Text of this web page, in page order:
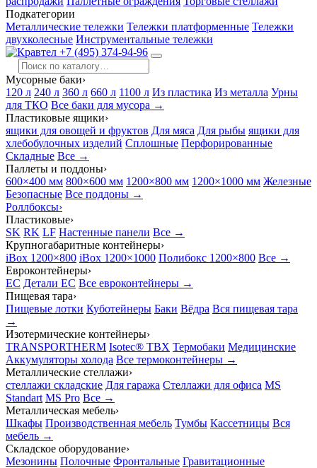
Подкатегории
Металлические тележки Тележки платформенные Тележки
двухколесные Инструментальные тележки
+7 (495) 374-94-96
Мусорные баки›
120 л 240 л 360 л 660 л 1100 л Из пластика Из металла Урны
для ТКО Все баки для мусора →
Пластиковые ящики›
ящики для овощей и фруктов Для мяса Для рыбы ящики для
хлебобулочных изделий Сплошные Перфорированные
Складные Все →
Паллеты и поддоны›
600×400 мм 800×600 мм 1200×800 мм 1200×1000 мм Железные
Безопасные Все поддоны →
Роллбоксы›
Пластиковые›
SK RK LF Настенные панели Все →
Крупногабаритные контейнеры›
iBox 1200×800 iBox 1200×1000 Полибокс 1200×800 Все →
Евроконтейнеры›
EC Детали EC Все евроконтейнеры →
Пищевая тара›
Пищевые лотки Куботейнеры Баки Вёдра Вся пищевая тара
→
Изотермические контейнеры›
TRANSPORTHERM Isotec® TBX Термобаки Медицинские
Аккумуляторы холода Все термоконтейнеры →
Металлические стеллажи›
стеллажи складские Для гаража Стеллажи для офиса MS
Standart MS Pro Все →
Металлическая мебель›
Шкафы Производственная мебель Тумбы Кассетницы Вся
мебель →
Складское оборудование›
Мезонины Полочные Фронтальные Гравитационные